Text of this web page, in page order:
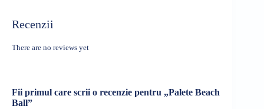
Recenzii
There are no reviews yet
Fii primul care scrii o recenzie pentru „Palete Beach
Ball”